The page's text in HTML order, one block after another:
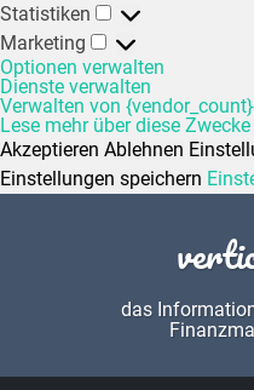
Statistiken
Marketing
Optionen verwalten
Dienste verwalten
Verwalten von
Lese mehr über diese Zwecke
Akzeptieren Ablehnen
Einstellungen speichern
das